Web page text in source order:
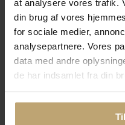
at analysere vores trafik.
din brug af vores
for sociale medier,
analysepartnere. Vores
data med andre
de har indsamlet fra din
Betalingsmuligheder